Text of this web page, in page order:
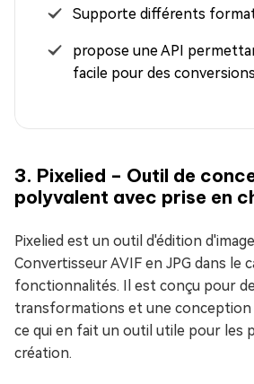
Supporte différents
propose une API
facile pour des
3. Pixelied – Outil de
polyvalent avec prise en
Pixelied est un outil d'édition
Convertisseur AVIF en JPG dans le
fonctionnalités. Il est conçu pour
transformations et une conception
ce qui en fait un outil utile pour les
création.